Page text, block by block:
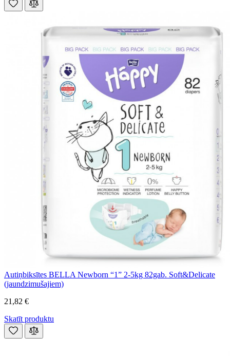
Autiņbiksītes BELLA Newborn “1” 2-5kg 82gab. Soft&Delicate
(jaundzimušajiem)
21,82 €
Skatīt produktu